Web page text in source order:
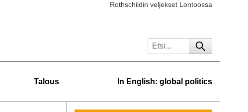
Rothschildin veljekset Lontoossa
Talous In English: global politics